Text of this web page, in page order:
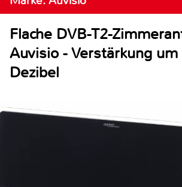
Flache DVB-T2-
Auvisio - Verstärkung
Dezibel